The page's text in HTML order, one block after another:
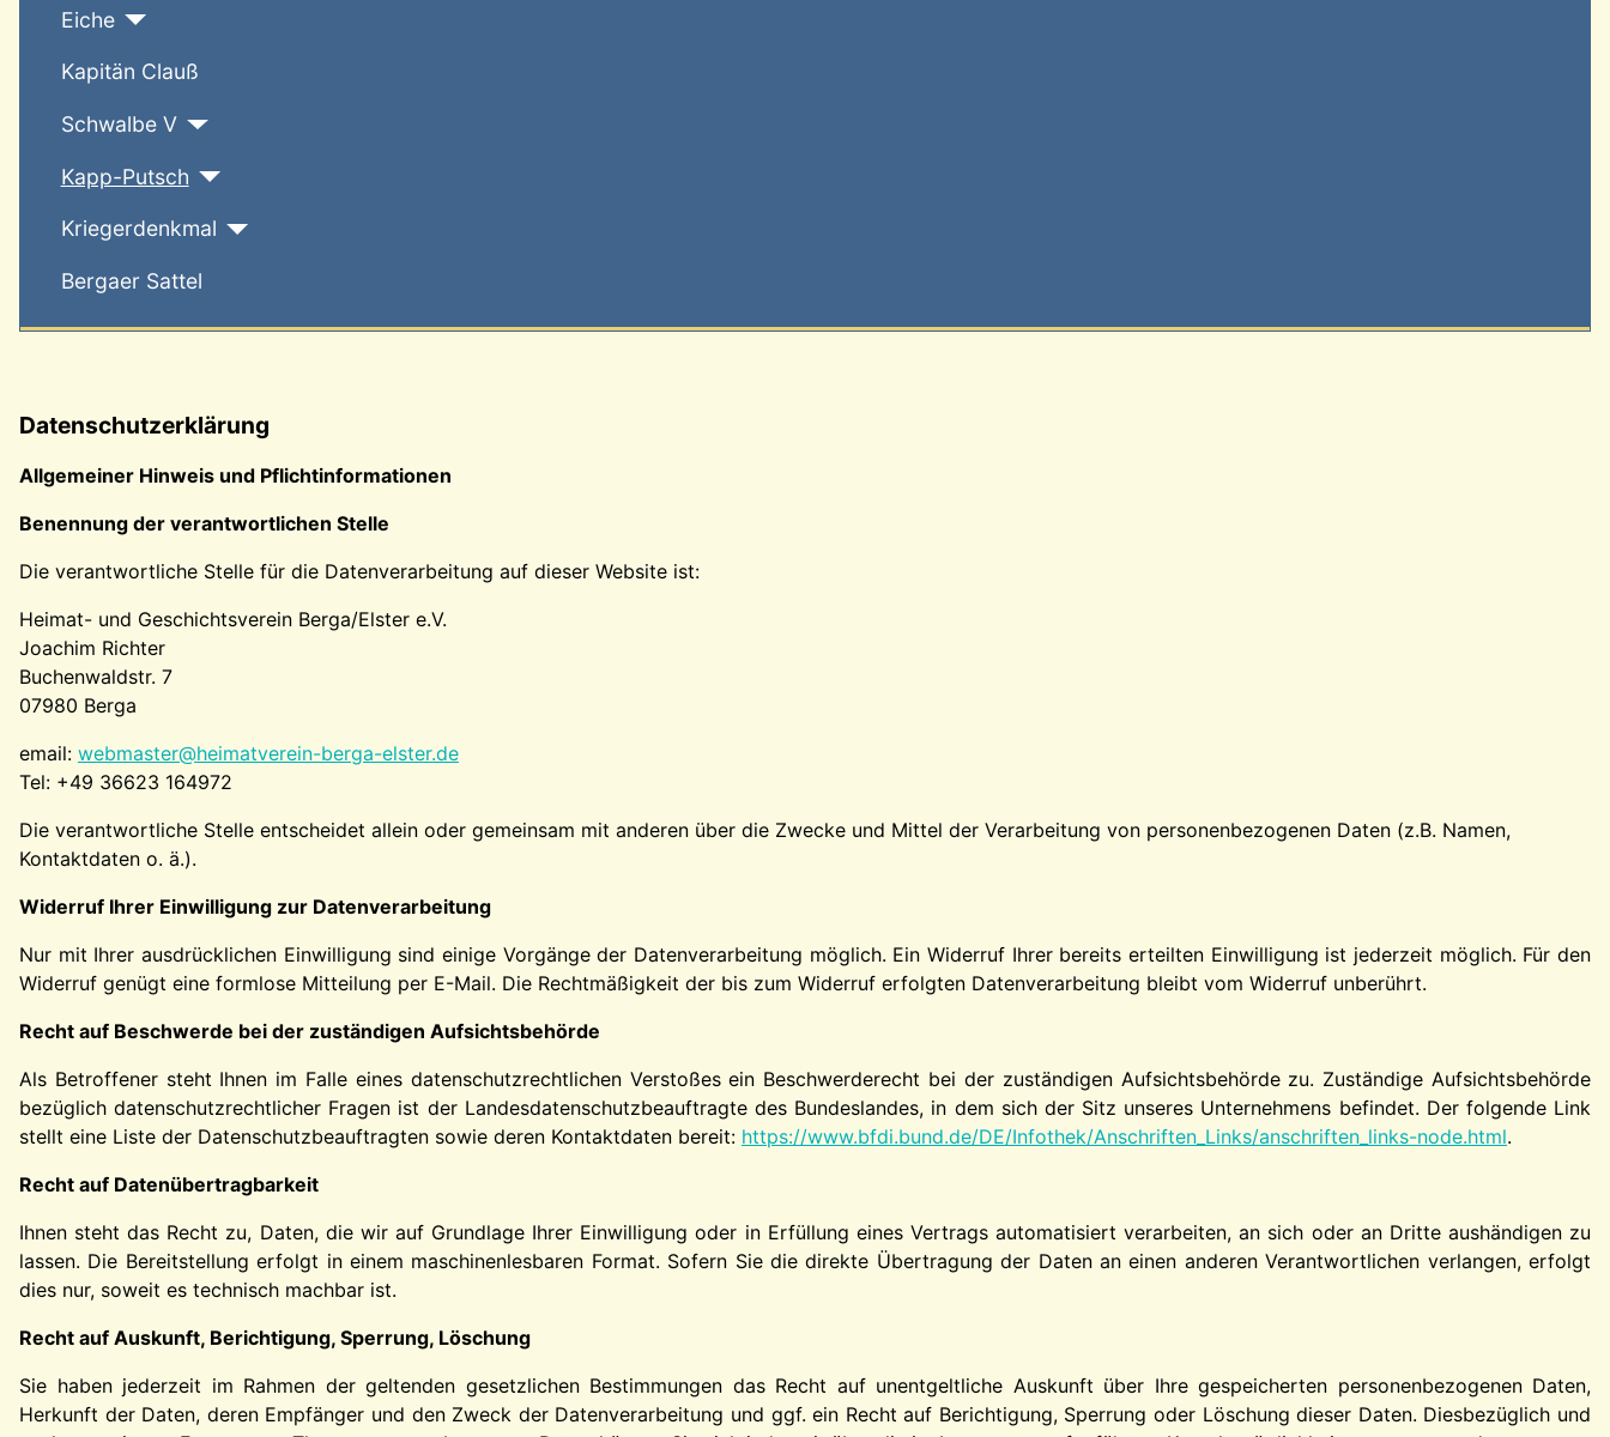
Eiche
Kapitän Clauß
Schwalbe V
Kapp-Putsch
Kriegerdenkmal
Bergaer Sattel
Datenschutzerklärung
Allgemeiner Hinweis und Pflichtinformationen
Benennung der verantwortlichen Stelle
Die verantwortliche Stelle für die Datenverarbeitung auf dieser Website ist:
Heimat- und Geschichtsverein Berga/Elster e.V.
Joachim Richter
Buchenwaldstr. 7
07980 Berga
email: webmaster@heimatverein-berga-elster.de
Tel: +49 36623 164972
Die verantwortliche Stelle entscheidet allein oder gemeinsam mit anderen über die Zwecke und Mittel der Verarbeitung von personenbezogenen Daten (z.B. Namen,
Kontaktdaten o. ä.).
Widerruf Ihrer Einwilligung zur Datenverarbeitung
Nur mit Ihrer ausdrücklichen Einwilligung sind einige Vorgänge der Datenverarbeitung möglich. Ein Widerruf Ihrer bereits erteilten Einwilligung ist jederzeit möglich. Für den
Widerruf genügt eine formlose Mitteilung per E-Mail. Die Rechtmäßigkeit der bis zum Widerruf erfolgten Datenverarbeitung bleibt vom Widerruf unberührt.
Recht auf Beschwerde bei der zuständigen Aufsichtsbehörde
Als Betroffener steht Ihnen im Falle eines datenschutzrechtlichen Verstoßes ein Beschwerderecht bei der zuständigen Aufsichtsbehörde zu. Zuständige Aufsichtsbehörde
bezüglich datenschutzrechtlicher Fragen ist der Landesdatenschutzbeauftragte des Bundeslandes, in dem sich der Sitz unseres Unternehmens befindet. Der folgende Link
stellt eine Liste der Datenschutzbeauftragten sowie deren Kontaktdaten bereit: https://www.bfdi.bund.de/DE/Infothek/Anschriften_Links/anschriften_links-node.html.
Recht auf Datenübertragbarkeit
Ihnen steht das Recht zu, Daten, die wir auf Grundlage Ihrer Einwilligung oder in Erfüllung eines Vertrags automatisiert verarbeiten, an sich oder an Dritte aushändigen zu
lassen. Die Bereitstellung erfolgt in einem maschinenlesbaren Format. Sofern Sie die direkte Übertragung der Daten an einen anderen Verantwortlichen verlangen, erfolgt
dies nur, soweit es technisch machbar ist.
Recht auf Auskunft, Berichtigung, Sperrung, Löschung
Sie haben jederzeit im Rahmen der geltenden gesetzlichen Bestimmungen das Recht auf unentgeltliche Auskunft über Ihre gespeicherten personenbezogenen Daten,
Herkunft der Daten, deren Empfänger und den Zweck der Datenverarbeitung und ggf. ein Recht auf Berichtigung, Sperrung oder Löschung dieser Daten. Diesbezüglich und